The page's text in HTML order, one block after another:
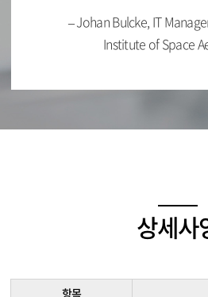
– Johan Bulcke, IT
Institute of Space
상세사
항목